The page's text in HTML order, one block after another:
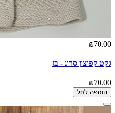
₪70.00
גקט קפוצון סרוג - בז
₪70.00
הוספה לסל